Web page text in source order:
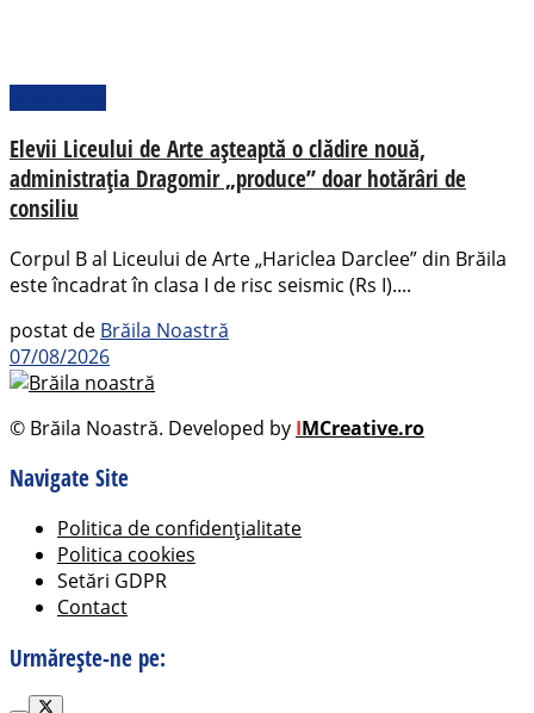
Elevii Liceului de Arte așteaptă o clădire nouă,
administrația Dragomir „produce” doar hotărâri de
consiliu
Corpul B al Liceului de Arte „Hariclea Darclee” din Brăila
este încadrat în clasa I de risc seismic (Rs I)....
postat de Brăila Noastră
07/08/2026
© Brăila Noastră. Developed by IMCreative.ro
Navigate Site
Politica de confidențialitate
Politica cookies
Setări GDPR
Contact
Urmărește-ne pe: